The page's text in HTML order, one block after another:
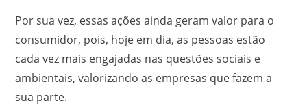
Por sua vez, essas ações ainda geram valor para o
consumidor, pois, hoje em dia, as pessoas estão
cada vez mais engajadas nas questões sociais e
ambientais, valorizando as empresas que fazem a
sua parte.